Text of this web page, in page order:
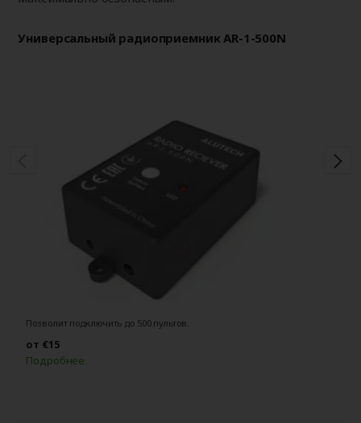
Универсальный радиоприемник AR-1-500N
Позволит подключить до 500 пультов.
от €15
Подробнее